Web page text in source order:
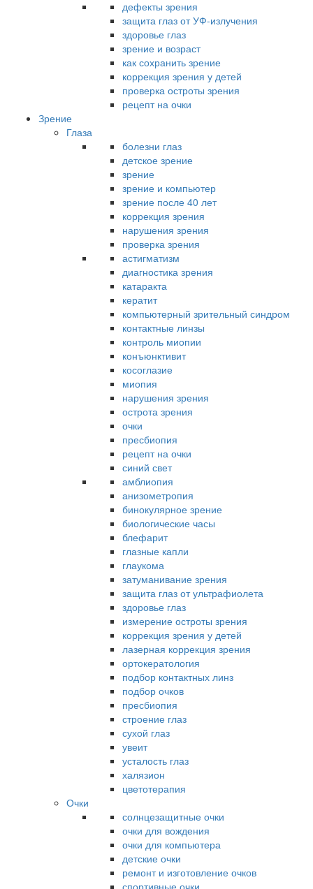
дефекты зрения
защита глаз от УФ-излучения
здоровье глаз
зрение и возраст
как сохранить зрение
коррекция зрения у детей
проверка остроты зрения
рецепт на очки
Зрение
Глаза
болезни глаз
детское зрение
зрение
зрение и компьютер
зрение после 40 лет
коррекция зрения
нарушения зрения
проверка зрения
астигматизм
диагностика зрения
катаракта
кератит
компьютерный зрительный синдром
контактные линзы
контроль миопии
конъюнктивит
косоглазие
миопия
нарушения зрения
острота зрения
очки
пресбиопия
рецепт на очки
синий свет
амблиопия
анизометропия
бинокулярное зрение
биологические часы
блефарит
глазные капли
глаукома
затуманивание зрения
защита глаз от ультрафиолета
здоровье глаз
измерение остроты зрения
коррекция зрения у детей
лазерная коррекция зрения
ортокератология
подбор контактных линз
подбор очков
пресбиопия
строение глаз
сухой глаз
увеит
усталость глаз
халязион
цветотерапия
Очки
солнцезащитные очки
очки для вождения
очки для компьютера
детские очки
ремонт и изготовление очков